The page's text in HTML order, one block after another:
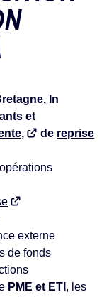
In
et
de reprise
externe
de fonds
PME et ETI , les